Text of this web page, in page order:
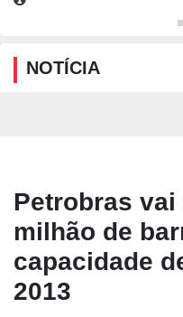
NOTÍCIA
Petrobras
milhão de
capacidade
2013